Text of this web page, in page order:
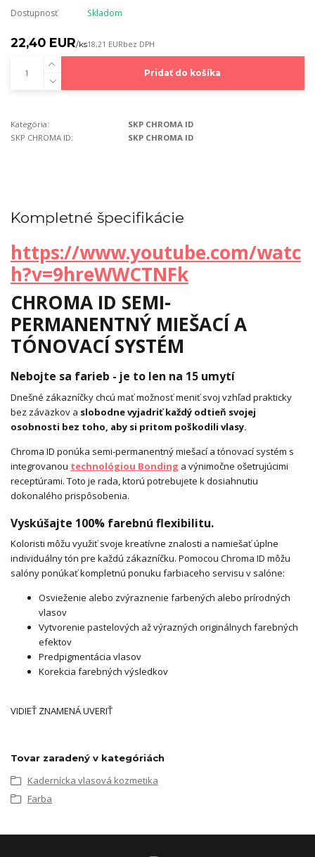
Dostupnosť Skladom
22,40 EUR/ks18,21 EURbez DPH
Pridať do košíka
Kategória:
SKP CHROMA ID
SKP CHROMA ID:
SKP CHROMA ID
Kompletné špecifikácie
https://www.youtube.com/watc
h?v=9hreWWCTNFk
CHROMA ID SEMI-
PERMANENTNÝ MIEŠACÍ A
TÓNOVACÍ SYSTÉM
Nebojte sa farieb - je to len na 15 umytí
Dnešné zákazníčky chcú mať možnosť meniť svoj vzhľad prakticky
bez záväzkov a slobodne vyjadriť každý odtieň svojej
osobnosti bez toho, aby si pritom poškodili vlasy.
Chroma ID ponúka semi-permanentný miešací a tónovací systém s
integrovanou technológiou Bonding a výnimočne ošetrujúcimi
receptúrami. Toto je rada, ktorú potrebujete k dosiahnutiu
dokonalého prispôsobenia.
Vyskúšajte 100% farebnú flexibilitu.
Koloristi môžu využiť svoje kreatívne znalosti a namiešať úplne
individuálny tón pre každú zákazníčku. Pomocou Chroma ID môžu
salóny ponúkať kompletnú ponuku farbiaceho servisu v salóne:
Osvieženie alebo zvýraznenie farbených alebo prírodných
vlasov
Vytvorenie pastelových až výrazných originálnych farebných
efektov
Predpigmentácia vlasov
Korekcia farebných výsledkov
VIDIEŤ ZNAMENÁ UVERIŤ
Tovar zaradený v kategóriách
Kadernícka vlasová kozmetika
Farba